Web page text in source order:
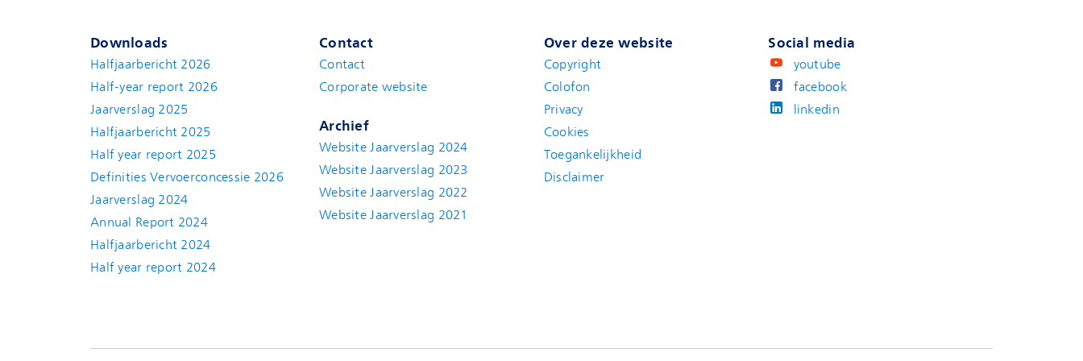
Downloads
Halfjaarbericht 2026
Half-year report 2026
Jaarverslag 2025
Halfjaarbericht 2025
Half year report 2025
Definities Vervoerconcessie 2026
Jaarverslag 2024
Annual Report 2024
Halfjaarbericht 2024
Half year report 2024(new window)
Contact
Contact(new window)
Corporate website
Archief
Website Jaarverslag 2024
Website Jaarverslag 2023
Website Jaarverslag 2022
Website Jaarverslag 2021
Over deze website
Copyright
Colofon
Privacy
Cookies
Toegankelijkheid
Disclaimer
Social media
youtube
facebook
linkedin